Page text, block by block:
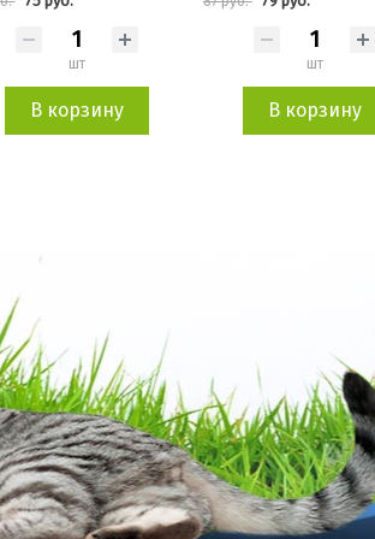
шт
В корзину
шт
В корзину